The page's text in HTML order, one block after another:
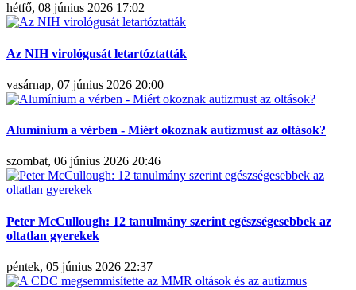
hétfő, 08 június 2026 17:02
Az NIH virológusát letartóztatták
vasárnap, 07 június 2026 20:00
Alumínium a vérben - Miért okoznak autizmust az oltások?
szombat, 06 június 2026 20:46
Peter McCullough: 12 tanulmány szerint egészségesebbek az
oltatlan gyerekek
péntek, 05 június 2026 22:37